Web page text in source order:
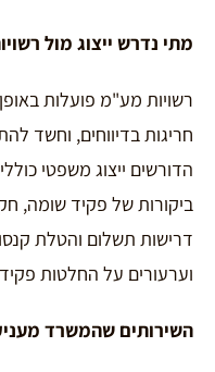
מתי נדרש ייצוג מול
רשויות מע"מ פועלות
חריגות בדיווחים, וחשד
הדורשים ייצוג משפטי
ביקורות של פקיד שומה,
דרישות תשלום והטלת
וערעורים על החלטות
השירותים שהמשרד